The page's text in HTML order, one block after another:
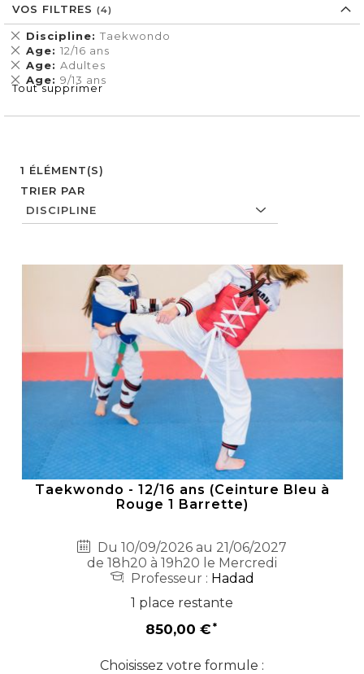
1 ÉLÉMENT(S)
TRIER PAR
Taekwondo - 12/16 ans (Ceinture Bleu à
Rouge 1 Barrette)
Du 10/09/2026 au 21/06/2027
de 18h20 à 19h20 le Mercredi
Professeur : Hadad
1 place restante
850,00 €
Choisissez votre formule :
VOS FILTRES
Discipline Taekwondo
Supprimer
cet
Élément
Age 12/16 ans
Supprimer
cet
Élément
Age Adultes
Supprimer
cet
Élément
Age 9/13 ans
Supprimer
cet
Tout supprimer